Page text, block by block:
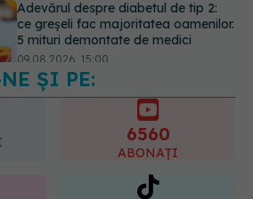
Adevărul despre diabetul de tip 2:
ce greșeli fac majoritatea oamenilor.
5 mituri demontate de medici
09.08.2026, 15:00
ȘI PE:
6560
ABONAȚI